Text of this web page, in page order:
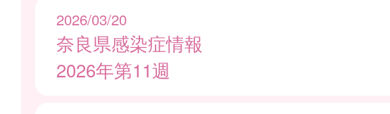
2026/03/20
奈良県感染症情報
2026年第11週